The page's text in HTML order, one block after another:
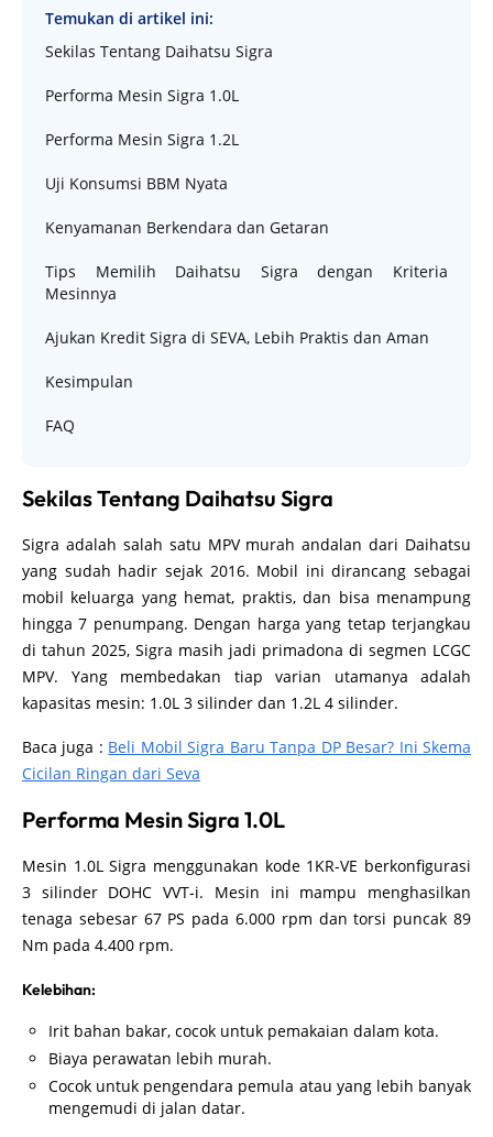
Temukan di artikel ini:
Sekilas Tentang Daihatsu Sigra
Performa Mesin Sigra 1.0L
Performa Mesin Sigra 1.2L
Uji Konsumsi BBM Nyata
Kenyamanan Berkendara dan Getaran
Tips Memilih Daihatsu Sigra dengan Kriteria
Mesinnya
Ajukan Kredit Sigra di SEVA, Lebih Praktis dan Aman
Kesimpulan
FAQ
Sekilas Tentang Daihatsu Sigra
Sigra adalah salah satu MPV murah andalan dari Daihatsu
yang sudah hadir sejak 2016. Mobil ini dirancang sebagai
mobil keluarga yang hemat, praktis, dan bisa menampung
hingga 7 penumpang. Dengan harga yang tetap terjangkau
di tahun 2025, Sigra masih jadi primadona di segmen LCGC
MPV. Yang membedakan tiap varian utamanya adalah
kapasitas mesin: 1.0L 3 silinder dan 1.2L 4 silinder.
Baca juga : Beli Mobil Sigra Baru Tanpa DP Besar? Ini Skema
Cicilan Ringan dari Seva
Performa Mesin Sigra 1.0L
Mesin 1.0L Sigra menggunakan kode 1KR-VE berkonfigurasi
3 silinder DOHC VVT-i. Mesin ini mampu menghasilkan
tenaga sebesar 67 PS pada 6.000 rpm dan torsi puncak 89
Nm pada 4.400 rpm.
Kelebihan:
Irit bahan bakar, cocok untuk pemakaian dalam kota.
Biaya perawatan lebih murah.
Cocok untuk pengendara pemula atau yang lebih banyak
mengemudi di jalan datar.